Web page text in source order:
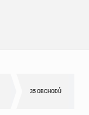
35 OBCHODŮ